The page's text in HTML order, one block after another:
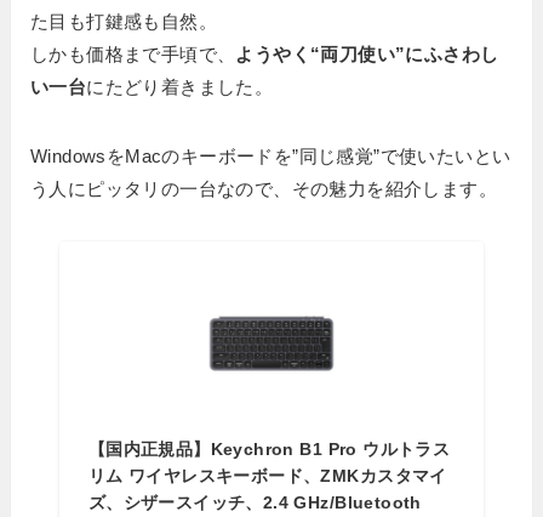
た目も打鍵感も自然。
しかも価格まで手頃で、 ようやく“両刀使い”にふさわし
い一台にたどり着きました。
WindowsをMacのキーボードを”同じ感覚”で使いたいとい
う人にピッタリの一台なので、その魅力を紹介します。
【国内正規品】Keychron B1 Pro ウルトラス
リム ワイヤレスキーボード、ZMKカスタマイ
ズ、シザースイッチ、2.4 GHz/Bluetooth